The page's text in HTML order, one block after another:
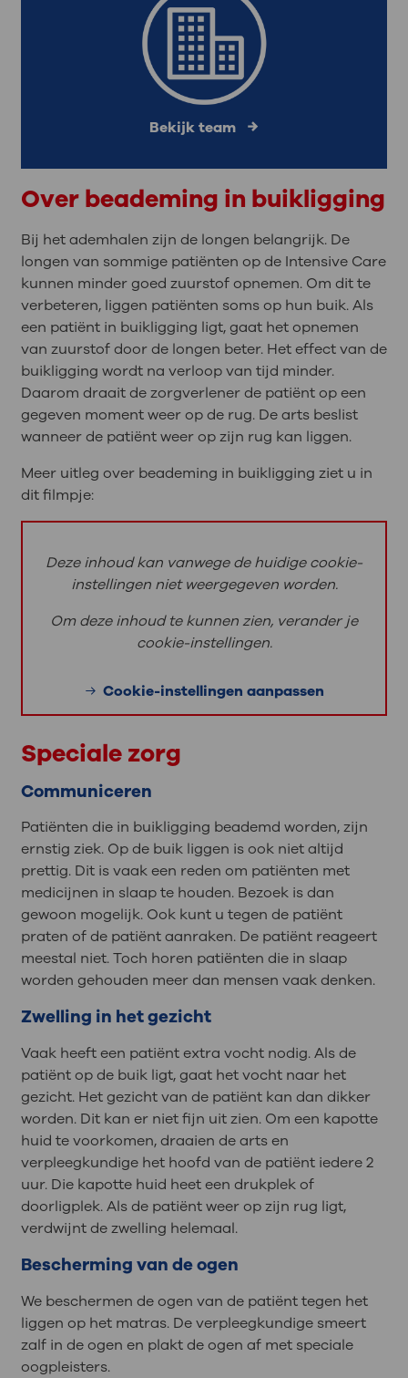
Bekijk team
Over beademing in buikligging
Bij het ademhalen zijn de longen belangrijk. De
longen van sommige patiënten op de Intensive Care
kunnen minder goed zuurstof opnemen. Om dit te
verbeteren, liggen patiënten soms op hun buik. Als
een patiënt in buikligging ligt, gaat het opnemen
van zuurstof door de longen beter. Het effect van de
buikligging wordt na verloop van tijd minder.
Daarom draait de zorgverlener de patiënt op een
gegeven moment weer op de rug. De arts beslist
wanneer de patiënt weer op zijn rug kan liggen.
Meer uitleg over beademing in buikligging ziet u in
dit filmpje:
Deze inhoud kan vanwege de huidige cookie-
instellingen niet weergegeven worden.
Om deze inhoud te kunnen zien, verander je
cookie-instellingen.
Cookie-instellingen aanpassen
Speciale zorg
Communiceren
Patiënten die in buikligging beademd worden, zijn
ernstig ziek. Op de buik liggen is ook niet altijd
prettig. Dit is vaak een reden om patiënten met
medicijnen in slaap te houden. Bezoek is dan
gewoon mogelijk. Ook kunt u tegen de patiënt
praten of de patiënt aanraken. De patiënt reageert
meestal niet. Toch horen patiënten die in slaap
worden gehouden meer dan mensen vaak denken.
Zwelling in het gezicht
Vaak heeft een patiënt extra vocht nodig. Als de
patiënt op de buik ligt, gaat het vocht naar het
gezicht. Het gezicht van de patiënt kan dan dikker
worden. Dit kan er niet fijn uit zien. Om een kapotte
huid te voorkomen, draaien de arts en
verpleegkundige het hoofd van de patiënt iedere 2
uur. Die kapotte huid heet een drukplek of
doorligplek. Als de patiënt weer op zijn rug ligt,
verdwijnt de zwelling helemaal.
Bescherming van de ogen
We beschermen de ogen van de patiënt tegen het
liggen op het matras. De verpleegkundige smeert
zalf in de ogen en plakt de ogen af met speciale
oogpleisters.